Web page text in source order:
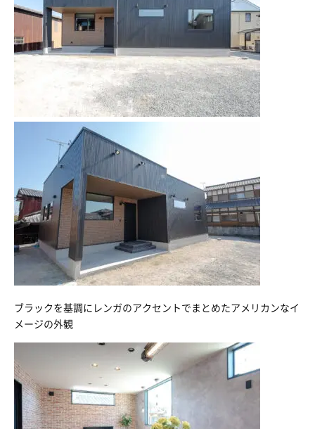
ブラックを基調にレンガのアクセントでまとめたアメリカンなイ
メージの外観